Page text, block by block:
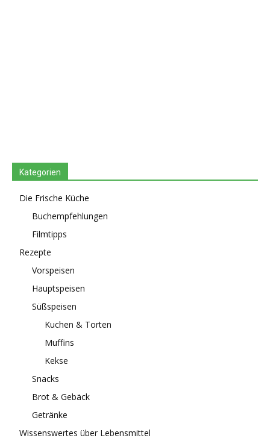
Kategorien
Die Frische Küche
Buchempfehlungen
Filmtipps
Rezepte
Vorspeisen
Hauptspeisen
Süßspeisen
Kuchen & Torten
Muffins
Kekse
Snacks
Brot & Gebäck
Getränke
Wissenswertes über Lebensmittel